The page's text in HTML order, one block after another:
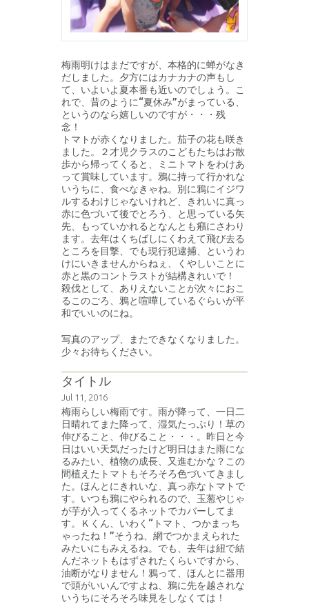
梅雨明けはまだですが、本格的に蝉がなき
だしました。夕方にはカナカナの声もし
て、いよいよ夏本番も近いのでしょう。こ
れで、昔のように“夏休み”がまっている、
というのなら嬉しいのですが・・・残
念！
トマトが赤くなりました。茄子の花も咲き
ました。２才児クラスのこどもたちはお散
歩から帰ってくると、ミニトマトをわけあ
って賞味しています。鴉に持って行かれな
いうちに、食べなきゃね。別に鴉にイジワ
ルするわけじゃないけれど、きれいに真っ
赤に色づいて後でとろう、と思っている矢
先、もっていかれるとなんとも癪にさわり
ます。去年はくちばしにくわえて飛び去る
ところを目撃、でも現行犯逮捕、というわ
けにいきませんからねぇ、くやしいことに
赤と黒のコントラストが結構きれいで！
殺伐として、ありえないことが次々におこ
るこのごろ、鴉と喧嘩しているぐらいが平
和でいいのにね。
写真のアップ、またできなくなりました。
少々お待ちください。
タイトル
Jul 11, 2016
梅雨らしい梅雨です。雨が降って、一日二
日晴れてまた降って、湿気たっぷり！草の
伸びること、伸びること・・・。昨日と今
日はいい天気だったけど明日はまた雨にな
るみたい、植物の成長、又進むかな？この
間植えたトマトもそろそろ色づいてきまし
た。ほんとにきれいな、真っ赤なトマトで
す。いつも鴉にやられるので、玉葱やじゃ
が芋が入ってくるネットでカバーしてま
す。Ｋくん、いわく“トマト、つかまっち
ゃったね！”そうね、網でつかまえられた
みたいにもみえるね。でも、去年は紐で結
んだネットもはずされたくらいですから、
油断がなりません！鴉って、ほんとに器用
で頭がいいんですよね、鴉に先を越されな
いうちにそろそろ味見をしなくては！